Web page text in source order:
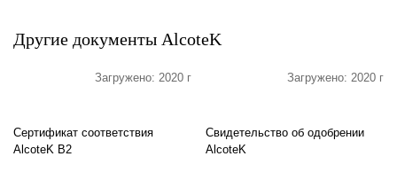
Другие документы AlcoteK
Загружено: 2020 г
Сертификат соответствия
AlcoteK B2
Загружено: 2020 г
Свидетельство об одобрении
AlcoteK